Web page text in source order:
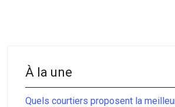
À la une
Quels courtiers proposent la